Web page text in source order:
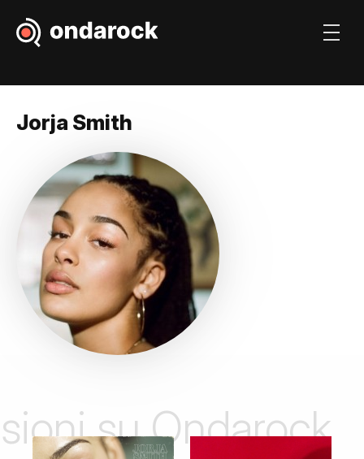
Jorja Smith
su Ondarock